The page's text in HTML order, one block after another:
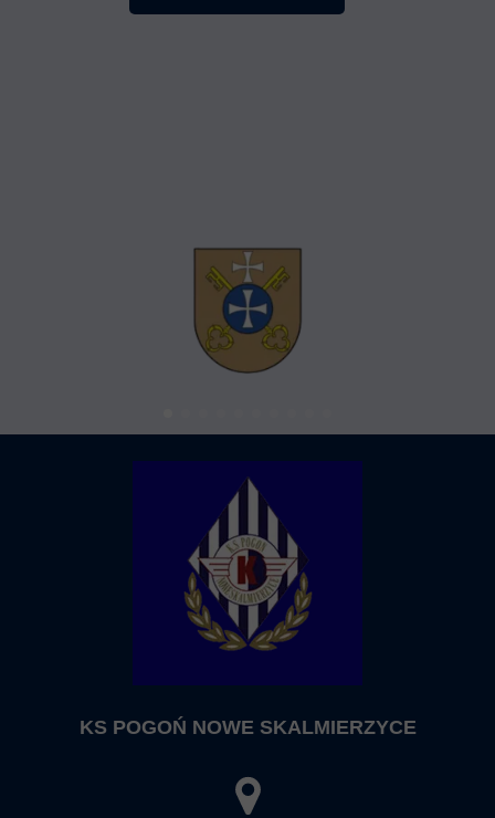
KS POGOŃ NOWE SKALMIERZYCE